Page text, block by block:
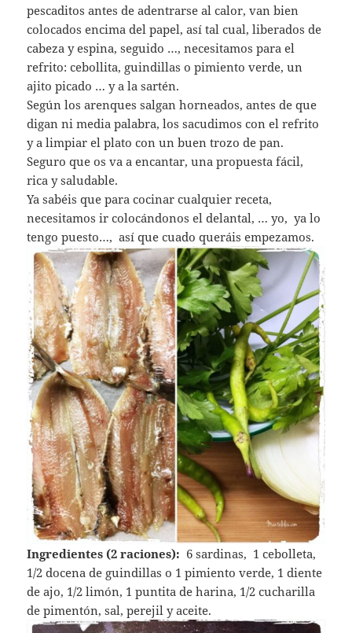
pescaditos antes de adentrarse al calor, van bien
colocados encima del papel, así tal cual, liberados de
cabeza y espina, seguido …, necesitamos para el
refrito: cebollita, guindillas o pimiento verde, un
ajito picado … y a la sartén.
Según los arenques salgan horneados, antes de que
digan ni media palabra, los sacudimos con el refrito
y a limpiar el plato con un buen trozo de pan.
Seguro que os va a encantar, una propuesta fácil,
rica y saludable.
Ya sabéis que para cocinar cualquier receta,
necesitamos ir colocándonos el delantal, … yo, ya lo
tengo puesto…, así que cuado queráis empezamos.
Ingredientes (2 raciones): 6 sardinas, 1 cebolleta,
1/2 docena de guindillas o 1 pimiento verde, 1 diente
de ajo, 1/2 limón, 1 puntita de harina, 1/2 cucharilla
de pimentón, sal, perejil y aceite.